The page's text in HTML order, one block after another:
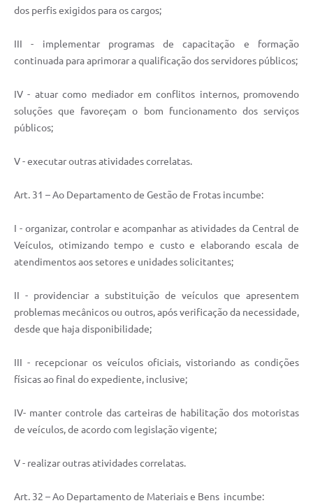
dos perfis exigidos para os cargos;
III - implementar programas de capacitação e formação
continuada para aprimorar a qualificação dos servidores públicos;
IV - atuar como mediador em conflitos internos, promovendo
soluções que favoreçam o bom funcionamento dos serviços
públicos;
V - executar outras atividades correlatas.
Art. 31 – Ao Departamento de Gestão de Frotas incumbe:
I - organizar, controlar e acompanhar as atividades da Central de
Veículos, otimizando tempo e custo e elaborando escala de
atendimentos aos setores e unidades solicitantes;
II - providenciar a substituição de veículos que apresentem
problemas mecânicos ou outros, após verificação da necessidade,
desde que haja disponibilidade;
III - recepcionar os veículos oficiais, vistoriando as condições
físicas ao final do expediente, inclusive;
IV- manter controle das carteiras de habilitação dos motoristas
de veículos, de acordo com legislação vigente;
V - realizar outras atividades correlatas.
Art. 32 – Ao Departamento de Materiais e Bens incumbe: